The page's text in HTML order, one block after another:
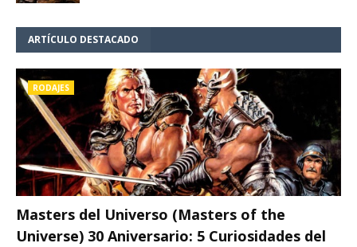
ARTÍCULO DESTACADO
RODAJES
Masters del Universo (Masters of the
Universe) 30 Aniversario: 5 Curiosidades del